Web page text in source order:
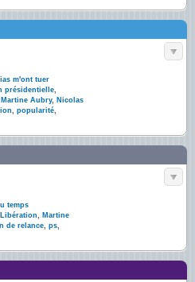
m'ont tuer
présidentielle,
Martine Aubry, Nicolas
, popularité,
temps
Libération, Martine
de relance, ps,